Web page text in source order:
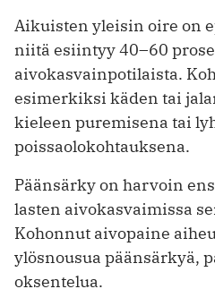
Aikuisten yleisin oire on
niitä esiintyy 40–60
aivokasvainpotilaista.
esimerkiksi käden tai
kieleen puremisena tai
poissaolokohtauksena.
Päänsärky on harvoin
lasten aivokasvaimissa
Kohonnut aivopaine
ylösnousua päänsärkyä,
oksentelua.